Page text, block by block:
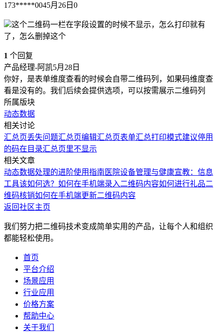
173*****0045月26日 0
这个二维码一栏在字段设置的时候不显示，怎么打印就有
了，怎么删掉这个
1 个回复
产品经理-阿凯5月28日
你好，是表单维度查看的时候会自带二维码列，如果码维度查
看是没有的。我们后续会提供选项，可以按需展示二维码列
所属版块
动态数据
相关讨论
汇总页丢失问题汇总页编辑汇总页表单汇总打印模式建议停用
的码在目录汇总页里不显示
相关文章
动态数据处理的进阶使用指南 医院设备管理与健康宣教：信息
工具该如何选？ 如何在手机端录入二维码内容如何进行礼品二
维码核销如何在手机端更新二维码内容
返回社区主页
我们努力把二维码技术变成简单实用的产品，让每个人和组织
都能轻松使用。
首页
平台介绍
场景应用
行业应用
价格方案
帮助中心
关于我们